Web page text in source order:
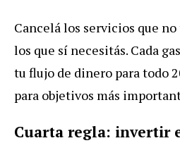
Cancelá los servicios que
los que sí necesitás. Cada
tu flujo de dinero para todo
para objetivos más
Cuarta regla: invertir